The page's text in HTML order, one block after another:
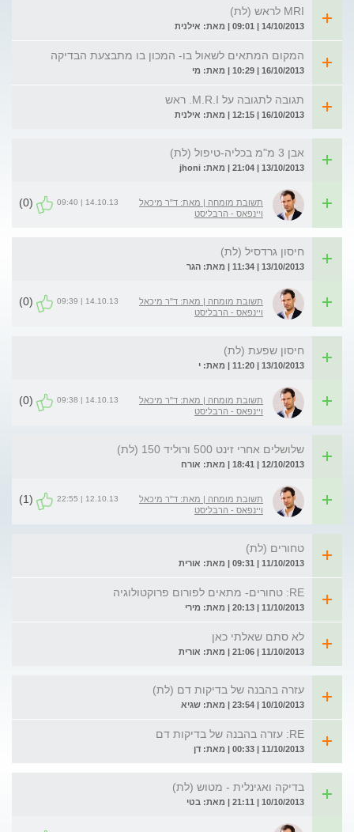
MRI לראש (לת)
14/10/2013 | 09:01 | מאת: אילנית
המקום המתאים לשאול בו- המכון בו מתבצעת הבדיקה
16/10/2013 | 10:29 | מאת: מי
תגובה לתגובה על M.R.I. ראש
16/10/2013 | 12:15 | מאת: אילנית
אבן 3 מ"מ בכליה-טיפול (לת)
13/10/2013 | 21:04 | מאת: jhoni
תשובת מומחה | מאת: ד"ר מיכאל
ויינפאס - הרבליסט
14.10.13 | 09:40
(0)
חיסון גרדסיל (לת)
13/10/2013 | 11:34 | מאת: הגר
תשובת מומחה | מאת: ד"ר מיכאל
ויינפאס - הרבליסט
14.10.13 | 09:39
(0)
חיסון שפעת (לת)
13/10/2013 | 11:20 | מאת: י
תשובת מומחה | מאת: ד"ר מיכאל
ויינפאס - הרבליסט
14.10.13 | 09:38
(0)
שלושלים אחרי זינט 500 ורוליד 150 (לת)
12/10/2013 | 18:41 | מאת: אורח
תשובת מומחה | מאת: ד"ר מיכאל
ויינפאס - הרבליסט
12.10.13 | 22:55
(1)
טחורים (לת)
11/10/2013 | 09:31 | מאת: אורית
RE: טחורים- מתאים לפורום פרוקטולוגיה
11/10/2013 | 20:13 | מאת: מירי
לא סתם שאלתי כאן
11/10/2013 | 21:06 | מאת: אורית
עזרה בהבנה של בדיקות דם (לת)
10/10/2013 | 23:54 | מאת: שגיא
RE: עזרה בהבנה של בדיקות דם
11/10/2013 | 00:33 | מאת: דן
בדיקה ואגינלית - מטוש (לת)
10/10/2013 | 21:11 | מאת: בטי